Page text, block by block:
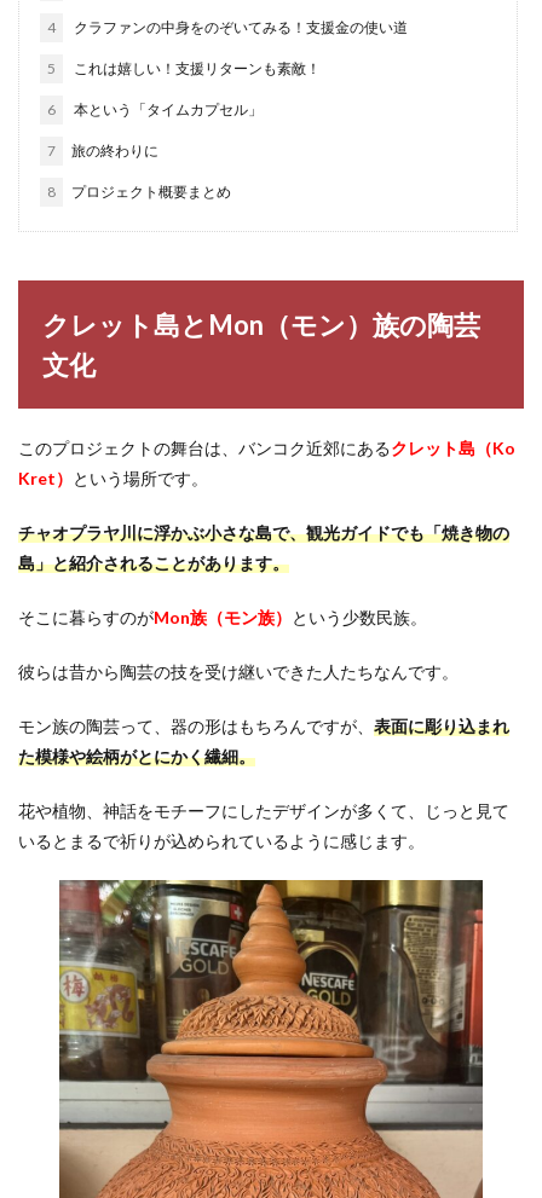
4 クラファンの中身をのぞいてみる！支援金の使い道
5 これは嬉しい！支援リターンも素敵！
6 本という「タイムカプセル」
7 旅の終わりに
8 プロジェクト概要まとめ
クレット島とMon（モン）族の陶芸
文化
このプロジェクトの舞台は、バンコク近郊にあるクレット島（Ko
Kret） という場所です。
チャオプラヤ川に浮かぶ小さな島で、観光ガイドでも「焼き物の
島」と紹介されることがあります。
そこに暮らすのがMon族（モン族） という少数民族。
彼らは昔から陶芸の技を受け継いできた人たちなんです。
モン族の陶芸って、器の形はもちろんですが、 表面に彫り込まれ
た模様や絵柄がとにかく繊細。
花や植物、神話をモチーフにしたデザインが多くて、じっと見て
いるとまるで祈りが込められているように感じます。